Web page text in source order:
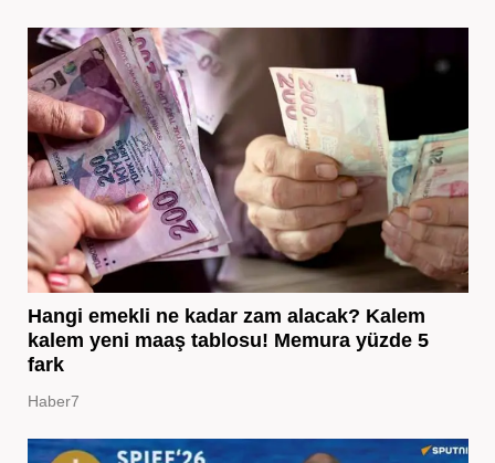
Hangi emekli ne kadar zam alacak? Kalem
kalem yeni maaş tablosu! Memura yüzde 5
fark
Haber7